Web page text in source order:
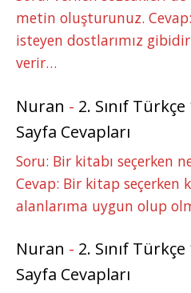
metin oluşturunuz.
isteyen dostlarımız
verir…
Nuran - 2. Sınıf
Sayfa Cevapları
Soru: Bir kitabı seçerken
Cevap: Bir kitap seçerken
alanlarıma uygun olup
Nuran - 2. Sınıf
Sayfa Cevapları